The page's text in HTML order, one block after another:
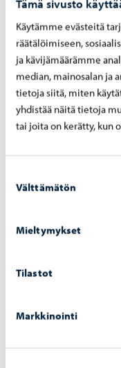
Tämä sivusto
Käytämme evästeitä
räätälöimiseen,
ja kävijämäärämme
median, mainosalan ja
tietoja siitä, miten
yhdistää näitä tietoja
tai joita on kerätty, kun
valinta
Välttämätön
Mieltymykset
Tilastot
Markkinointi
tors. 20.8 ,
Sibeliusgatan 10
kl. 17:00 0–2
kl.17:45 3–6
Mäntsälä
ons. 19.8, kl.
kl. 17:45, 0–3
Sibbo
ti 18.8 kl. 17.45,